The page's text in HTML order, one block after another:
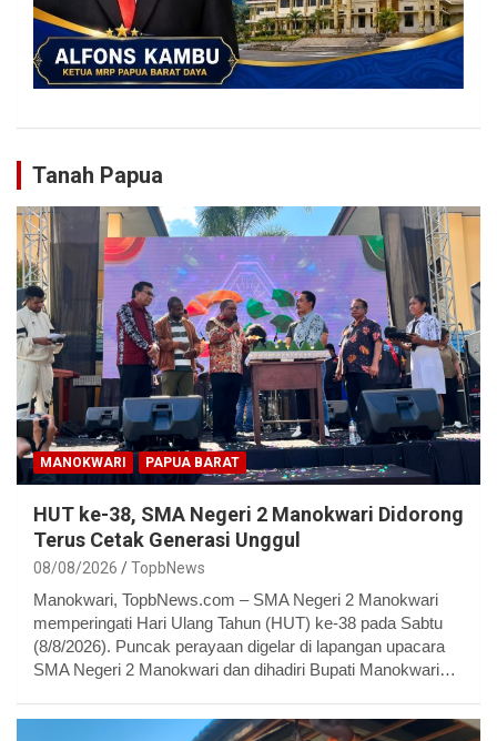
Tanah Papua
MANOKWARI PAPUA BARAT
HUT ke-38, SMA Negeri 2 Manokwari Didorong
Terus Cetak Generasi Unggul
08/08/2026 TopbNews
Manokwari, TopbNews.com – SMA Negeri 2 Manokwari
memperingati Hari Ulang Tahun (HUT) ke-38 pada Sabtu
(8/8/2026). Puncak perayaan digelar di lapangan upacara
SMA Negeri 2 Manokwari dan dihadiri Bupati Manokwari…